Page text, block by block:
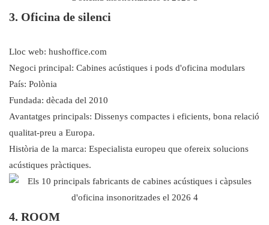
3. Oficina de silenci
Lloc web: hushoffice.com
Negoci principal: Cabines acústiques i pods d'oficina modulars
País: Polònia
Fundada: dècada del 2010
Avantatges principals: Dissenys compactes i eficients, bona relació
qualitat-preu a Europa.
Història de la marca: Especialista europeu que ofereix solucions
acústiques pràctiques.
4. ROOM